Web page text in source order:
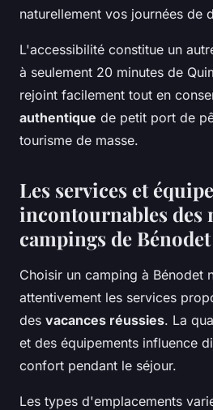
naturellement vos journées de
L'accessibilité constitue un
à seulement 20 minutes de
rejoint facilement tout en
authentique de petit port de
tourisme de masse.
Les services et
incontournables des
campings de Bénodet
Choisir un camping à Bénodet
attentivement les services
des vacances réussies. La
et des équipements influence
confort pendant le séjour.
Les types d'emplacements